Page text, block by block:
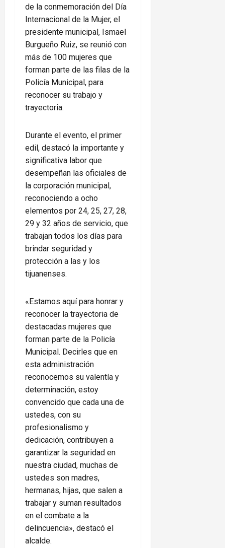
de la conmemoración del Día
Internacional de la Mujer, el
presidente municipal, Ismael
Burgueño Ruiz, se reunió con
más de 100 mujeres que
forman parte de las filas de la
Policía Municipal, para
reconocer su trabajo y
trayectoria.
Durante el evento, el primer
edil, destacó la importante y
significativa labor que
desempeñan las oficiales de
la corporación municipal,
reconociendo a ocho
elementos por 24, 25, 27, 28,
29 y 32 años de servicio, que
trabajan todos los días para
brindar seguridad y
protección a las y los
tijuanenses.
«Estamos aquí para honrar y
reconocer la trayectoria de
destacadas mujeres que
forman parte de la Policía
Municipal. Decirles que en
esta administración
reconocemos su valentía y
determinación, estoy
convencido que cada una de
ustedes, con su
profesionalismo y
dedicación, contribuyen a
garantizar la seguridad en
nuestra ciudad, muchas de
ustedes son madres,
hermanas, hijas, que salen a
trabajar y suman resultados
en el combate a la
delincuencia», destacó el
alcalde.